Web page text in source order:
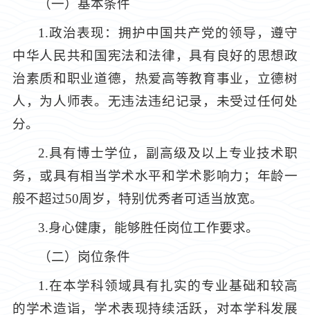
（一）基本条件
1.政治表现：拥护中国共产党的领导，遵守
中华人民共和国宪法和法律，具有良好的思想政
治素质和职业道德，热爱高等教育事业，立德树
人，为人师表。无违法违纪记录，未受过任何处
分。
2.具有博士学位，副高级及以上专业技术职
务，或具有相当学术水平和学术影响力；年龄一
般不超过50周岁，特别优秀者可适当放宽。
3.身心健康，能够胜任岗位工作要求。
（二）岗位条件
1.在本学科领域具有扎实的专业基础和较高
的学术造诣，学术表现持续活跃，对本学科发展